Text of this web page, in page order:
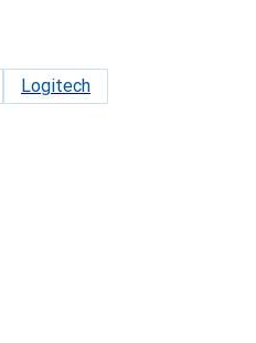
Logitech